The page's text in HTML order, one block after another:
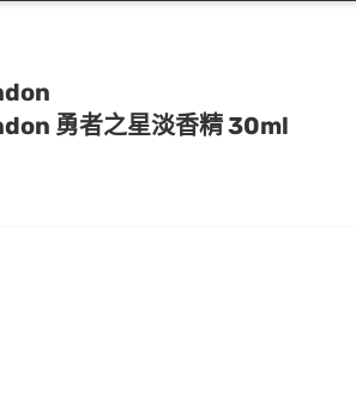
勇者之星淡香精 30ml